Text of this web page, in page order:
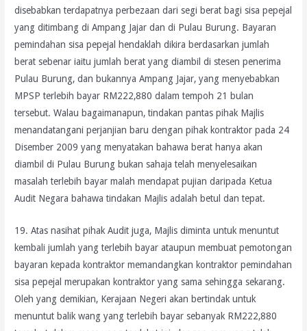
disebabkan terdapatnya perbezaan dari segi berat bagi sisa pepejal
yang ditimbang di Ampang Jajar dan di Pulau Burung. Bayaran
pemindahan sisa pepejal hendaklah dikira berdasarkan jumlah
berat sebenar iaitu jumlah berat yang diambil di stesen penerima
Pulau Burung, dan bukannya Ampang Jajar, yang menyebabkan
MPSP terlebih bayar RM222,880 dalam tempoh 21 bulan
tersebut. Walau bagaimanapun, tindakan pantas pihak Majlis
menandatangani perjanjian baru dengan pihak kontraktor pada 24
Disember 2009 yang menyatakan bahawa berat hanya akan
diambil di Pulau Burung bukan sahaja telah menyelesaikan
masalah terlebih bayar malah mendapat pujian daripada Ketua
Audit Negara bahawa tindakan Majlis adalah betul dan tepat.
19. Atas nasihat pihak Audit juga, Majlis diminta untuk menuntut
kembali jumlah yang terlebih bayar ataupun membuat pemotongan
bayaran kepada kontraktor memandangkan kontraktor pemindahan
sisa pepejal merupakan kontraktor yang sama sehingga sekarang.
Oleh yang demikian, Kerajaan Negeri akan bertindak untuk
menuntut balik wang yang terlebih bayar sebanyak RM222,880